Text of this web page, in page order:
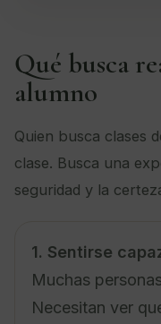
Qué busca
alumno
Quien busca clases
clase. Busca una
seguridad y la
1. Sentirse
Muchas
Necesitan ver